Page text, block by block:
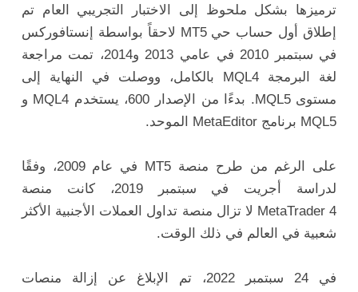
ترميزها بشكل ملحوظ إلى الاختبار التجريبي العام تم
إطلاق أول حساب حي MT5 لاحقاً بواسطة إنستافوركس
في سبتمبر 2010 في عامي 2013 و2014، تمت مراجعة
لغة البرمجة MQL4 بالكامل، ووصلت في النهاية إلى
مستوى MQL5. بدءًا من الإصدار 600، يستخدم MQL4 و
MQL5 برنامج MetaEditor الموحد.
على الرغم من طرح منصة MT5 في عام 2009، وفقًا
لدراسة أجريت في سبتمبر 2019، كانت منصة
MetaTrader 4 لا تزال منصة تداول العملات الأجنبية الأكثر
شعبية في العالم في ذلك الوقت.
في 24 سبتمبر 2022، تم الإبلاغ عن إزالة منصات